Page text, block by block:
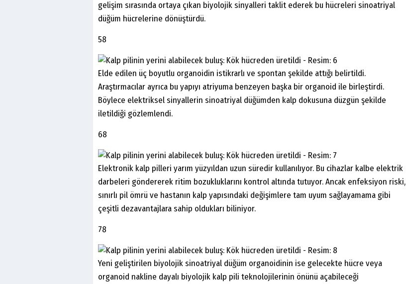
gelişim sırasında ortaya çıkan biyolojik sinyalleri taklit ederek bu hücreleri sinoatriyal
düğüm hücrelerine dönüştürdü.
58
Elde edilen üç boyutlu organoidin istikrarlı ve spontan şekilde attığı belirtildi.
Araştırmacılar ayrıca bu yapıyı atriyuma benzeyen başka bir organoid ile birleştirdi.
Böylece elektriksel sinyallerin sinoatriyal düğümden kalp dokusuna düzgün şekilde
iletildiği gözlemlendi.
68
Elektronik kalp pilleri yarım yüzyıldan uzun süredir kullanılıyor. Bu cihazlar kalbe elektrik
darbeleri göndererek ritim bozukluklarını kontrol altında tutuyor. Ancak enfeksiyon riski,
sınırlı pil ömrü ve hastanın kalp yapısındaki değişimlere tam uyum sağlayamama gibi
çeşitli dezavantajlara sahip oldukları biliniyor.
78
Yeni geliştirilen biyolojik sinoatriyal düğüm organoidinin ise gelecekte hücre veya
organoid nakline dayalı biyolojik kalp pili teknolojilerinin önünü açabileceği